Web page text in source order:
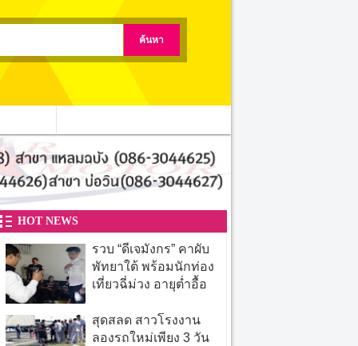
HOT NEWS
รวบ “ดีเจมังกร” คาผับ
พัทยาใต้ พร้อมนักท่อง
เที่ยวฉี่ม่วง อายุต่ำอื้อ
สุดสลด สาวโรงงาน
ลองรถใหม่เพียง 3 วัน